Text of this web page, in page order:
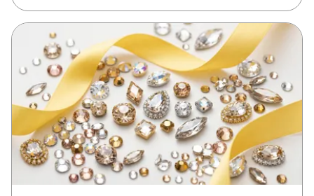
вести стежки через отверстия, чем отличается
крепление капли, риволи и ромба и какие
ошибки роняют камни.